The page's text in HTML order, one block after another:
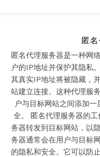
匿
匿名代理服务器是一种网
户的IP地址并保护其隐私
其真实IP地址将被隐藏，
站建立连接。这种代理服
户与目标网站之间添加
全。 匿名代理服务器的
务器转发到目标网站，以
务器通常会在用户与目标
的隐私和安全。它可以防